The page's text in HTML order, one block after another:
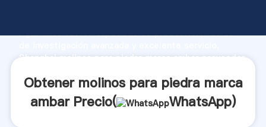
Agarrando fuerte capacidad de producción, fuerza
Shanghai molinos para piedra marca ambar proveedor
Obtener molinos para piedra marca
ambar Precio(
WhatsApp)